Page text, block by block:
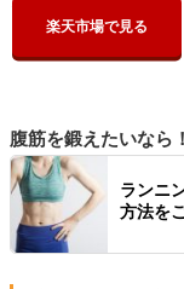
楽天市場で見る
腹筋を鍛えたいなら
ランニ
方法を